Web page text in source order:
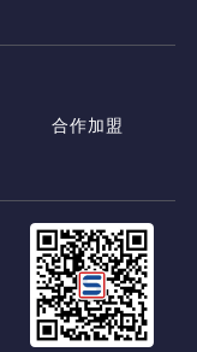
合作加盟